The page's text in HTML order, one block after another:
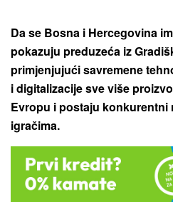
Da se Bosna i Hercegovina
pokazuju preduzeća iz
primjenjujući savremene
i digitalizacije sve više
Evropu i postaju konkurentni
igračima.